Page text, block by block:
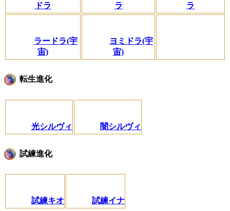
ドラ
ラ
ラ
ラードラ(宇
宙)
ヨミドラ(宇
宙)
転生進化
光シルヴィ 闇シルヴィ
試練進化
試練キオ 試練イナ